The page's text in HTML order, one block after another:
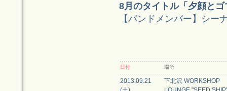
8月のタイトル「夕顔と
【バンドメンバー】シー
日付 場所
2013.09.21
下北沢 WORKSHOP